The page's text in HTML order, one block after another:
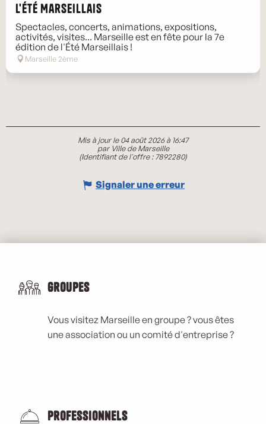
L'Été Marseillais
Spectacles, concerts, animations, expositions,
activités, visites... Marseille est en fête pour la 7e
édition de l'Été Marseillais !
Marseille 2ème
Mis à jour le 04 août 2026 à 16:47
par Ville de Marseille
(Identifiant de l'offre : 7892280)
Signaler une erreur
Groupes
Vous visitez Marseille en groupe ? vous êtes
une association ou un comité d'entreprise ?
Professionnels